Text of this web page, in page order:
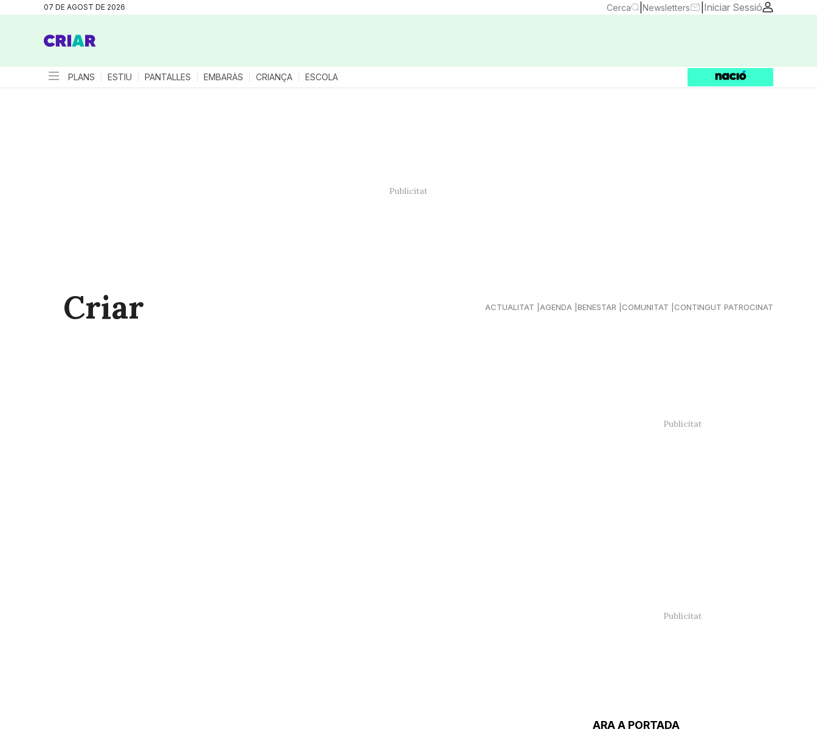
07 DE AGOST DE 2026 Cerca Newsletters Iniciar Sessió
PLANS ESTIU PANTALLES EMBARÀS CRIANÇA ESCOLA
Criar ACTUALITAT AGENDA BENESTAR COMUNITAT CONTINGUT PATROCINAT
ARA A PORTADA